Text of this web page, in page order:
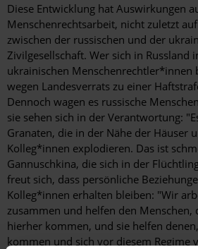
Diese Entwicklung hat Auswirkungen
Menschenrechts­arbeit, nicht zuletzt
zwischen der russischen und der
Zivilgesellschaft. Wer sich in Russland
ukrainischen Menschenrechtler*innen
wegen Landesverrats zu einer
Dennoch wagen es russische
sie sehen sich in der Verantwortung:
Granaten, die in der Nähe der Häuser
Kol­leg*in­nen explodieren. Das ist
Gannuschkina, die sich in der
freut sich, dass persönliche
Kolleg*innen erhalten bleiben: "Wir
zusammen und helfen den Menschen,
hierher kommen, und sie helfen
kommen und sich vor diesem Regime